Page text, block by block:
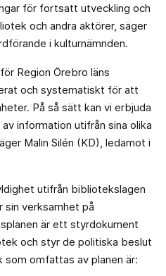
för fortsatt utveckling och
och andra aktörer, säger
i kulturnämnden.
Region Örebro läns
och systematiskt för att
På så sätt kan vi erbjuda
information utifrån sina olika
Malin Silén (KD), ledamot i
utifrån bibliotekslagen
verksamhet på
är ett styrdokument
och styr de politiska beslut
omfattas av planen är: